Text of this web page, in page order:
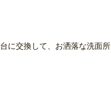
に交換して、お洒落な洗面所